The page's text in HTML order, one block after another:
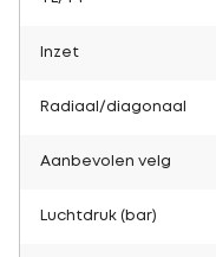
Inzet
Radiaal/diagonaal
Aanbevolen velg
Luchtdruk (bar)